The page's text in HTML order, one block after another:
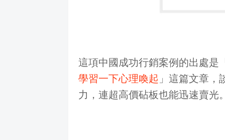
這項中國成功行銷案例的出處是
學習一下心理喚起 」這篇文章
力，連超高價砧板也能迅速賣光